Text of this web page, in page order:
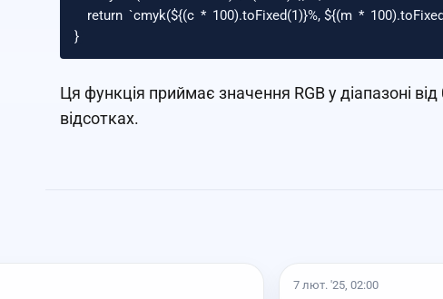
return `cmyk(${(c * 100).toFixed(1)}%, ${(m * 100).toFixed
}
Ця функція приймає значення RGB у діапазоні
відсотках.
7 лют. '25, 02:00